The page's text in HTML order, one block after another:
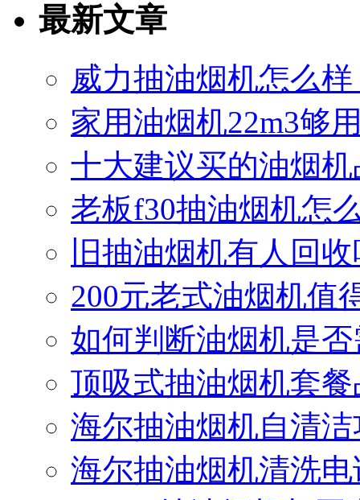
最新文章
威力抽油烟机怎么样
家用油烟机22m3够
十大建议买的油烟
老板f30抽油烟机怎
旧抽油烟机有人回
200元老式油烟机值
如何判断油烟机是
顶吸式抽油烟机套
海尔抽油烟机自清
海尔抽油烟机清洗电